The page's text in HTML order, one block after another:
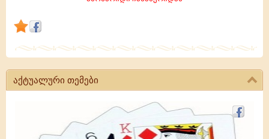
ვიმეორებ,
უნდა
დავკარგოთ
ის
ტრადიციული
აქტუალური თემები